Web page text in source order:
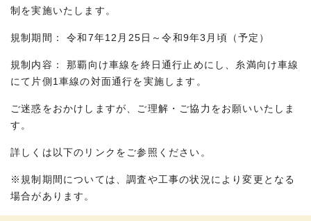
制を実施いたします。
規制期間： 令和7年12月25日～令和9年3月頃（予定）
規制内容： 那覇向け車線を終日通行止めにし、糸満向け車線
にて片側1車線の対面通行を実施します。
ご迷惑をおかけしますが、ご理解・ご協力をお願いいたしま
す。
詳しくは以下のリンクをご参照ください。
※規制期間については、調査や工事の状況により変更となる
場合があります。